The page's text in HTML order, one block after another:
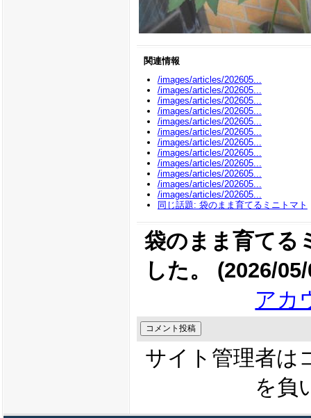
関連情報
/images/articles/202605...
/images/articles/202605...
/images/articles/202605...
/images/articles/202605...
/images/articles/202605...
/images/articles/202605...
/images/articles/202605...
/images/articles/202605...
/images/articles/202605...
/images/articles/202605...
/images/articles/202605...
/images/articles/202605...
同じ話題: 袋のまま育てるミニトマト
袋のまま育てる
した。 (2026/
アカ
サイト管理者は
を負